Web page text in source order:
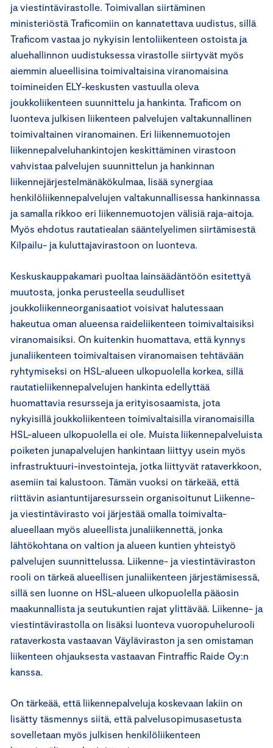
ja viestintävirastolle. Toimivallan siirtäminen
ministeriöstä Traficomiin on kannatettava uudistus, sillä
Traficom vastaa jo nykyisin lentoliikenteen ostoista ja
aluehallinnon uudistuksessa virastolle siirtyvät myös
aiemmin alueellisina toimivaltaisina viranomaisina
toimineiden ELY-keskusten vastuulla oleva
joukkoliikenteen suunnittelu ja hankinta. Traficom on
luonteva julkisen liikenteen palvelujen valtakunnallinen
toimivaltainen viranomainen. Eri liikennemuotojen
liikennepalveluhankintojen keskittäminen virastoon
vahvistaa palvelujen suunnittelun ja hankinnan
liikennejärjestelmänäkökulmaa, lisää synergiaa
henkilöliikennepalvelujen valtakunnallisessa hankinnassa
ja samalla rikkoo eri liikennemuotojen välisiä raja-aitoja.
Myös ehdotus rautatiealan sääntelyelimen siirtämisestä
Kilpailu- ja kuluttajavirastoon on luonteva.
Keskuskauppakamari puoltaa lainsäädäntöön esitettyä
muutosta, jonka perusteella seudulliset
joukkoliikenneorganisaatiot voisivat halutessaan
hakeutua oman alueensa raideliikenteen toimivaltaisiksi
viranomaisiksi. On kuitenkin huomattava, että kynnys
junaliikenteen toimivaltaisen viranomaisen tehtävään
ryhtymiseksi on HSL-alueen ulkopuolella korkea, sillä
rautatieliikennepalvelujen hankinta edellyttää
huomattavia resursseja ja erityisosaamista, jota
nykyisillä joukkoliikenteen toimivaltaisilla viranomaisilla
HSL-alueen ulkopuolella ei ole. Muista liikennepalveluista
poiketen junapalvelujen hankintaan liittyy usein myös
infrastruktuuri-investointeja, jotka liittyvät rataverkkoon,
asemiin tai kalustoon. Tämän vuoksi on tärkeää, että
riittävin asiantuntijaresurssein organisoitunut Liikenne-
ja viestintävirasto voi järjestää omalla toimivalta-
alueellaan myös alueellista junaliikennettä, jonka
lähtökohtana on valtion ja alueen kuntien yhteistyö
palvelujen suunnittelussa. Liikenne- ja viestintäviraston
rooli on tärkeä alueellisen junaliikenteen järjestämisessä,
sillä sen luonne on HSL-alueen ulkopuolella pääosin
maakunnallista ja seutukuntien rajat ylittävää. Liikenne- ja
viestintävirastolla on lisäksi luonteva vuoropuhelurooli
rataverkosta vastaavan Väyläviraston ja sen omistaman
liikenteen ohjauksesta vastaavan Fintraffic Raide Oy:n
kanssa.
On tärkeää, että liikennepalveluja koskevaan lakiin on
lisätty täsmennys siitä, että palvelusopimusasetusta
sovelletaan myös julkisen henkilöliikenteen